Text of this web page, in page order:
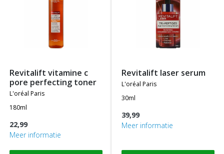
revitalift vitamine c
pore perfecting toner
l'oréal paris
180ml
22,99
Meer informatie
revitalift laser serum
l'oréal paris
30ml
39,99
Meer informatie